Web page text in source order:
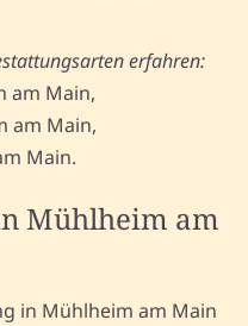
erfahren:
am Main,
am Main,
Main.
Mühlheim am
in Mühlheim am Main